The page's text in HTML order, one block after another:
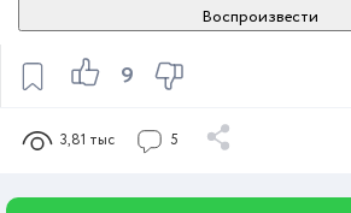
9
Воспроизвести
3,81 тыс 5